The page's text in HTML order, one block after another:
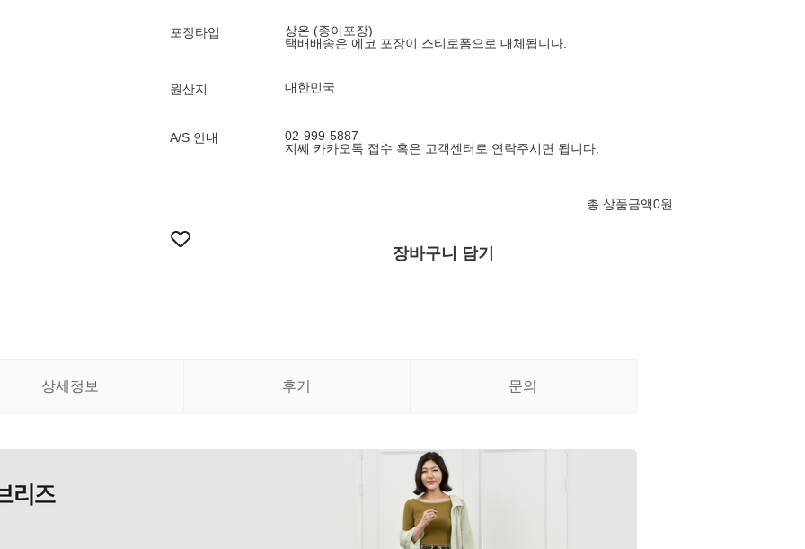
포장타입
상온 (종이포장)
택배배송은 에코 포장이 스티로폼으로 대체됩니다.
원산지 대한민국
A/S 안내
02-999-5887
지쎄 카카오톡 접수 혹은 고객센터로 연락주시면 됩니다.
총 상품금액0원
장바구니 담기
상세정보 후기 문의